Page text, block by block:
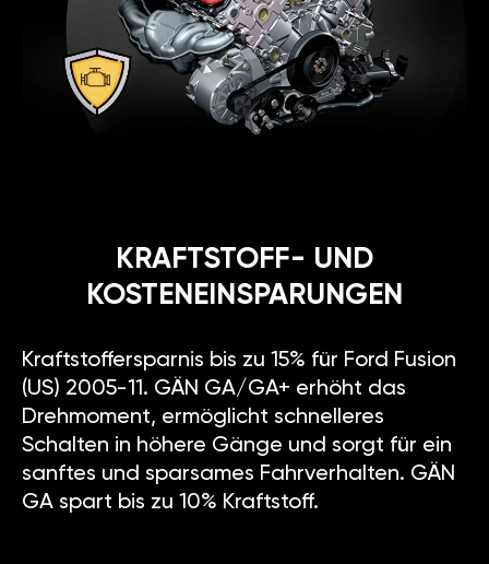
KRAFTSTOFF- UND
KOSTENEINSPARUNGEN
Kraftstoffersparnis bis zu 15% für Ford Fusion
(US) 2005-11. GÄN GA/GA+ erhöht das
Drehmoment, ermöglicht schnelleres
Schalten in höhere Gänge und sorgt für ein
sanftes und sparsames Fahrverhalten. GÄN
GA spart bis zu 10% Kraftstoff.